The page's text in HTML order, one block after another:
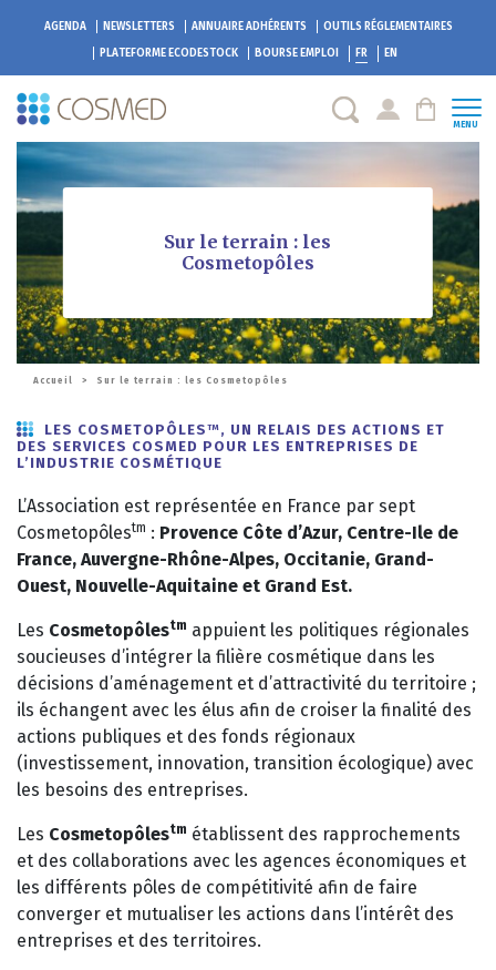
AGENDA NEWSLETTERS ANNUAIRE ADHÉRENTS
OUTILS RÉGLEMENTAIRES
PLATEFORME ECODESTOCK BOURSE EMPLOI FR EN
MENU
Sur le terrain : les
Cosmetopôles
Accueil > Sur le terrain : les Cosmetopôles
LES COSMETOPÔLES TM , UN RELAIS DES ACTIONS ET
DES SERVICES COSMED POUR LES ENTREPRISES DE
L’INDUSTRIE COSMÉTIQUE
L’Association est représentée en France par sept
Cosmetopôlestm : Provence Côte d’Azur, Centre-Ile de
France, Auvergne-Rhône-Alpes, Occitanie, Grand-
Ouest, Nouvelle-Aquitaine et Grand Est.
Les Cosmetopôlestm appuient les politiques régionales
soucieuses d’intégrer la filière cosmétique dans les
décisions d’aménagement et d’attractivité du territoire ;
ils échangent avec les élus afin de croiser la finalité des
actions publiques et des fonds régionaux
(investissement, innovation, transition écologique) avec
les besoins des entreprises.
Les Cosmetopôlestm établissent des rapprochements
et des collaborations avec les agences économiques et
les différents pôles de compétitivité afin de faire
converger et mutualiser les actions dans l’intérêt des
entreprises et des territoires.